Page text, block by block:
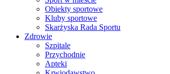
Obiekty sportowe
Kluby sportowe
Skarżyska Rada Sportu
Zdrowie
Szpitale
Przychodnie
Apteki